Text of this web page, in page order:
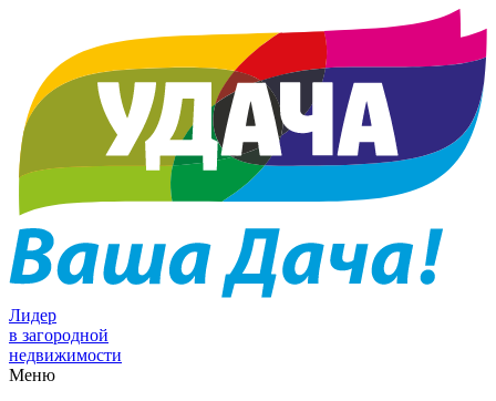
Лидер
в загородной
недвижимости
Меню